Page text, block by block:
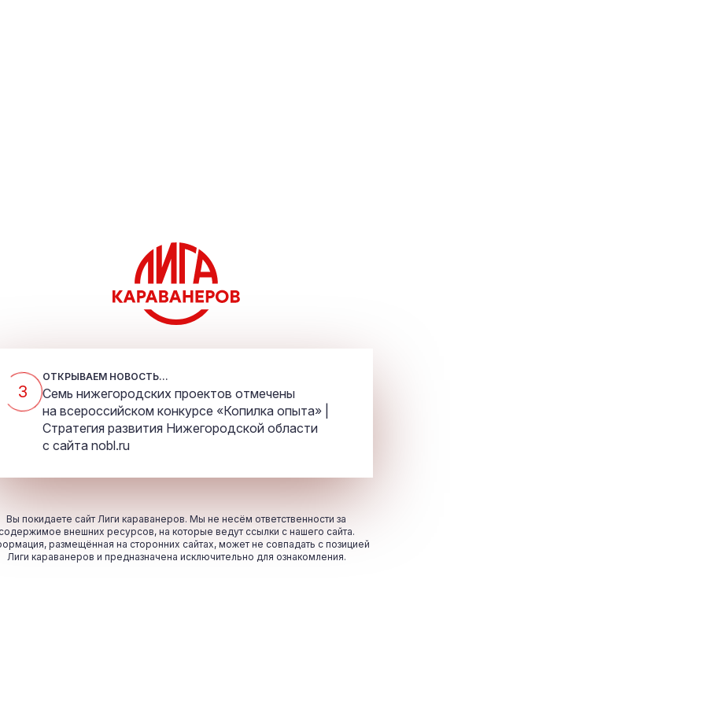
3
ОТКРЫВАЕМ НОВОСТЬ...
Семь нижегородских проектов отмечены
на всероссийском конкурсе «Копилка опыта» |
Стратегия развития Нижегородской области
с сайта nobl.ru
Вы покидаете сайт Лиги караванеров. Мы не несём ответственности за
внешних ресурсов, на которые ведут ссылки с нашего сайта.
размещённая на сторонних сайтах, может не совпадать с позицией
Лиги караванеров и предназначена исключительно для ознакомления.